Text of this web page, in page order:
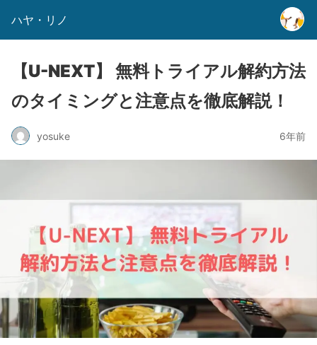
ハヤ・リノ
【U-NEXT】 無料トライアル解約方法
のタイミングと注意点を徹底解説！
yosuke 6年前